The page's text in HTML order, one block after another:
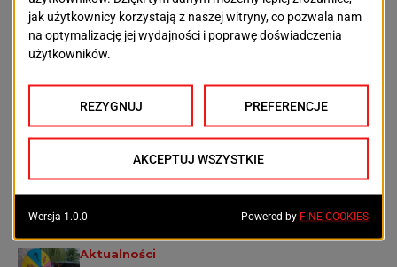
2026-08-06
Aktualności
odcinku lepiej nie parkować
2026-08-06
Aktualności
Wołał o pomoc, ale nikt nie wiedział, skąd dochodzi
głos. Policjanci odnaleźli mężczyznę w zaroślach
2026-08-06
Aktualności